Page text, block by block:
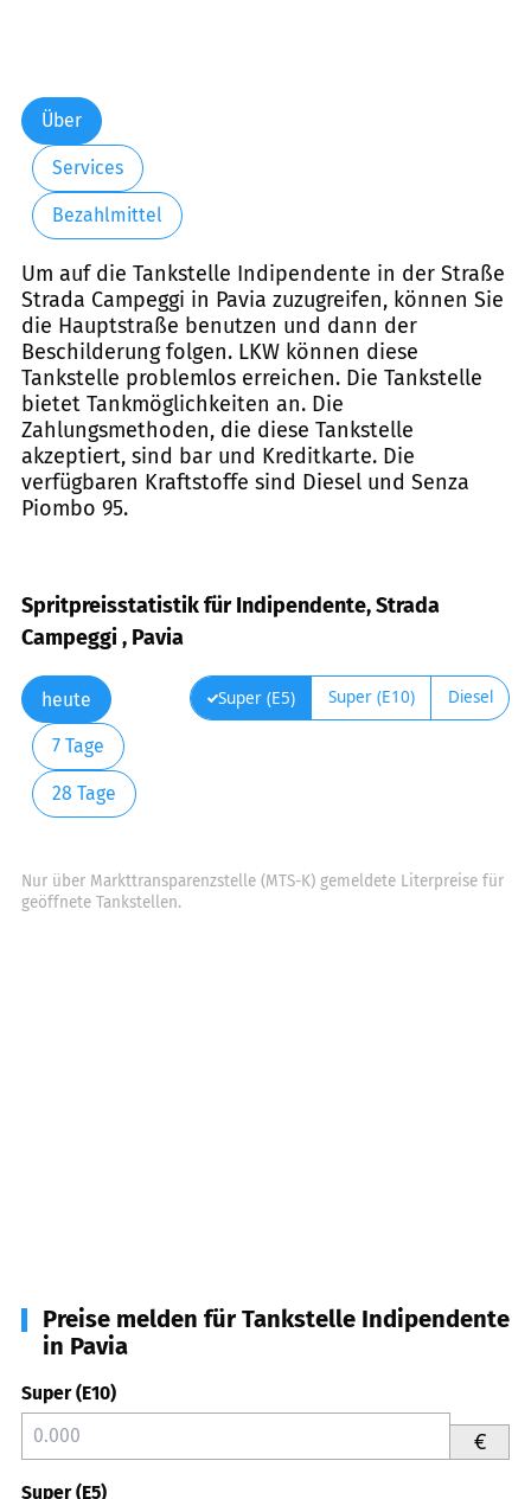
Über
Services
Bezahlmittel
Um auf die Tankstelle Indipendente in der Straße
Strada Campeggi in Pavia zuzugreifen, können Sie
die Hauptstraße benutzen und dann der
Beschilderung folgen. LKW können diese
Tankstelle problemlos erreichen. Die Tankstelle
bietet Tankmöglichkeiten an. Die
Zahlungsmethoden, die diese Tankstelle
akzeptiert, sind bar und Kreditkarte. Die
verfügbaren Kraftstoffe sind Diesel und Senza
Piombo 95.
Spritpreisstatistik für Indipendente, Strada
Campeggi , Pavia
heute
7 Tage
28 Tage
Super (E5) Super (E10) Diesel
Nur über Markttransparenzstelle (MTS-K) gemeldete Literpreise für
geöffnete Tankstellen.
Preise melden für Tankstelle Indipendente
in Pavia
Super (E10)
€
Super (E5)